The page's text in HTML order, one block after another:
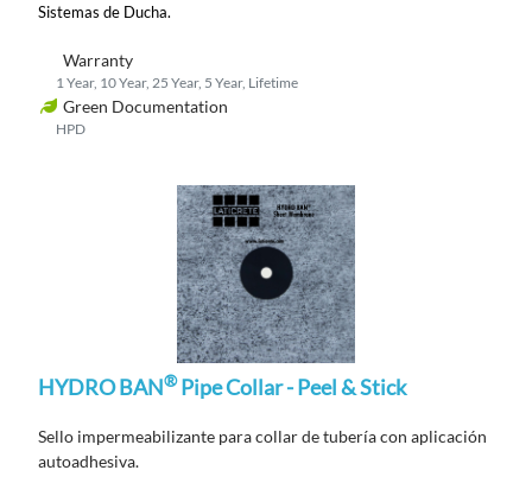
Sistemas de Ducha.
Warranty
1 Year, 10 Year, 25 Year, 5 Year, Lifetime
Green Documentation
HPD
HYDRO BAN®Pipe Collar - Peel & Stick
Sello impermeabilizante para collar de tubería con aplicación
autoadhesiva.